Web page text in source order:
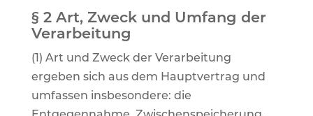
§ 2 Art, Zweck und Umfang der
Verarbeitung
(1) Art und Zweck der Verarbeitung
ergeben sich aus dem Hauptvertrag und
umfassen insbesondere: die